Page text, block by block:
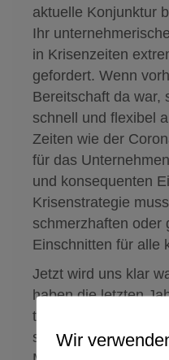
aktuelle Konjunktur
Ihr
in Krisenzeiten
gefordert. Wenn
Bereitschaft da war,
schnell und flexibel
Zeiten wie der
für das
und konsequenten
Krisenstrategie
schmerzhaften oder
Einschnitten für alle
Jetzt wird uns klar
haben die letzten
tun müsste und
sein müssten. Wenn
Wir